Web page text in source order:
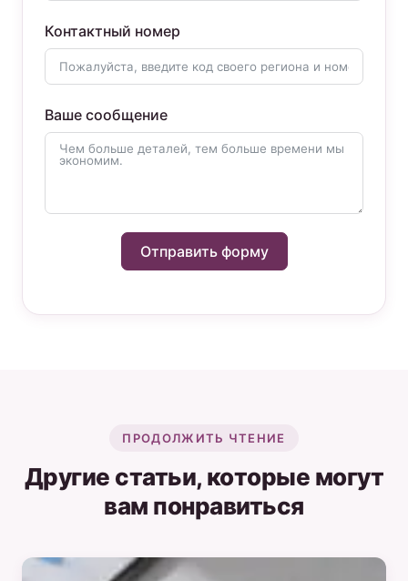
Контактный номер
Ваше сообщение
Отправить форму
ПРОДОЛЖИТЬ ЧТЕНИЕ
Другие статьи, которые могут
вам понравиться